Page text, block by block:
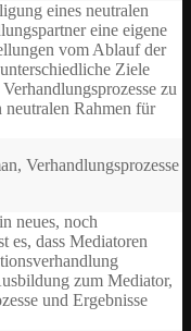
eines neutralen
eine eigene
vom Ablauf der
Ziele
zu
neutralen Rahmen für
Verhandlungsprozesse
neues, noch
es, dass Mediatoren
zum Mediator,
und Ergebnisse